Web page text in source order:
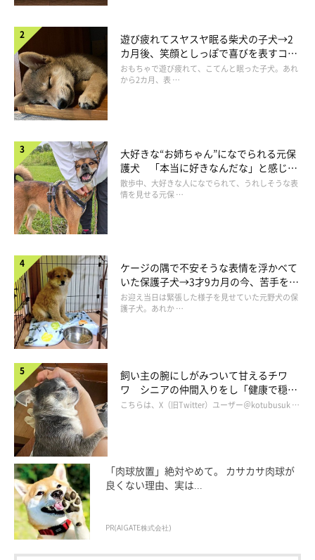
遊び疲れてスヤスヤ眠る柴犬の子犬→2
カ月後、笑顔としっぽで喜びを表すコに
成長！
おもちゃで遊び疲れて、こてんと眠った子犬。あれ
から2カ月、表 …
大好きな“お姉ちゃん”になでられる元保
護犬 「本当に好きなんだな」と感じる
表情にほっこり
散歩中、大好きな人になでられて、うれしそうな表
情を見せる元保 …
ケージの隅で不安そうな表情を浮かべて
いた保護子犬→3才9カ月の今、苦手を克
服し頼もしいコに成長！
お迎え当日は緊張した様子を見せていた元野犬の保
護子犬。あれか …
飼い主の腕にしがみついて甘えるチワ
ワ シニアの仲間入りをし「健康で穏や
かな暮らしが続いてほしい」と願う
こちらは、X（旧Twitter）ユーザー＠kotubusuk …
「肉球放置」絶対やめて。 カサカサ肉球が
良くない理由、実は...
PR(AIGATE株式会社)